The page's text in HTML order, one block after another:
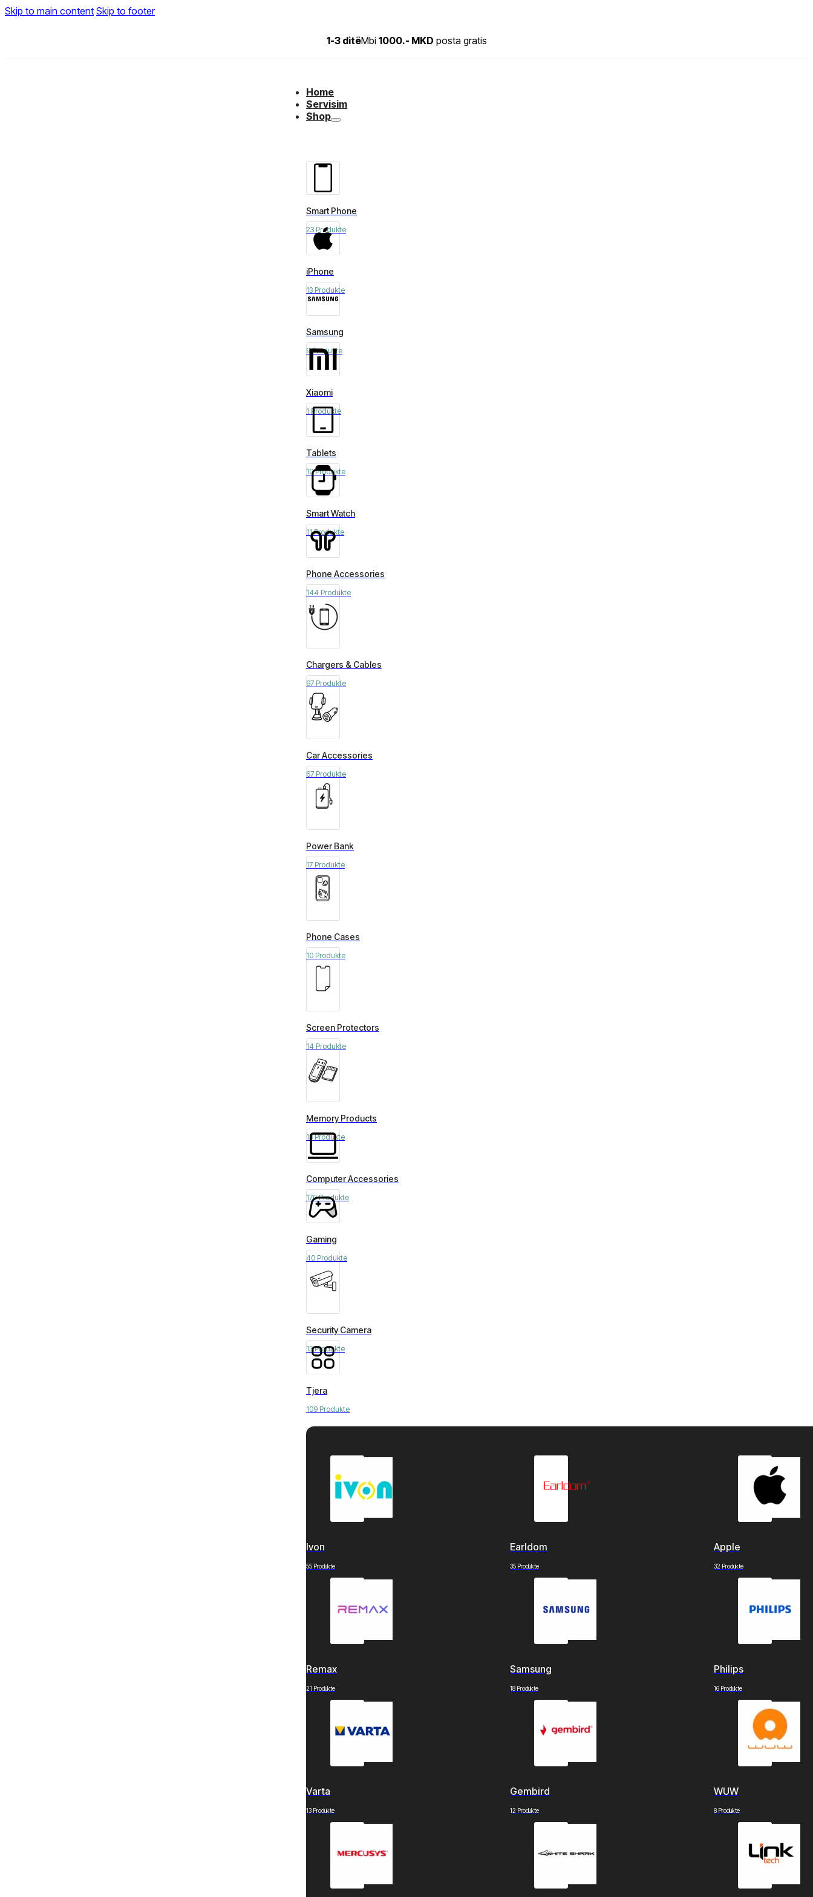
Skip to main content Skip to footer
1-3 ditëMbi 1000.- MKD posta gratis
Home
Servisim
Shop
Smart Phone
23 Produkte
iPhone
13 Produkte
Samsung
9 Produkte
Xiaomi
1 Produkte
Tablets
10 Produkte
Smart Watch
11 Produkte
Phone Accessories
144 Produkte
Chargers & Cables
97 Produkte
Car Accessories
67 Produkte
Power Bank
17 Produkte
Phone Cases
10 Produkte
Screen Protectors
14 Produkte
Memory Products
13 Produkte
Computer Accessories
170 Produkte
Gaming
40 Produkte
Security Camera
13 Produkte
Tjera
109 Produkte
Ivon
55 Produkte
Earldom
35 Produkte
Apple
32 Produkte
Remax
21 Produkte
Samsung
18 Produkte
Philips
16 Produkte
Varta
13 Produkte
Gembird
12 Produkte
WUW
8 Produkte